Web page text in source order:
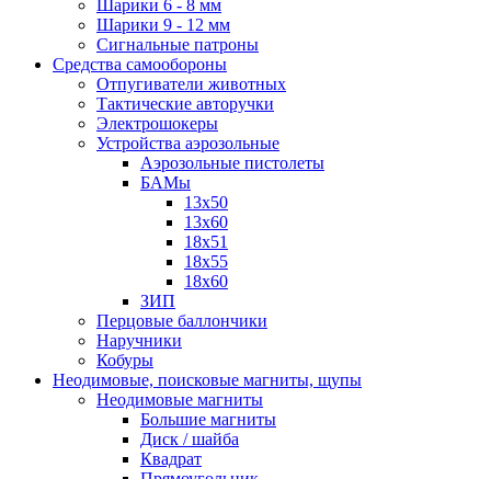
Шарики 6 - 8 мм
Шарики 9 - 12 мм
Сигнальные патроны
Средства самообороны
Отпугиватели животных
Тактические авторучки
Электрошокеры
Устройства аэрозольные
Аэрозольные пистолеты
БАМы
13х50
13х60
18х51
18х55
18х60
ЗИП
Перцовые баллончики
Наручники
Кобуры
Неодимовые, поисковые магниты, щупы
Неодимовые магниты
Большие магниты
Диск / шайба
Квадрат